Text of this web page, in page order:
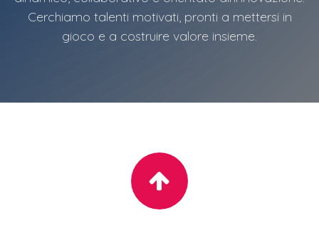
Cerchiamo talenti motivati, pronti a mettersi in
gioco e a costruire valore insieme.